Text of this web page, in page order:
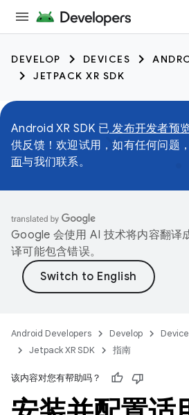
DEVELOP DEVICES
JETPACK XR SDK
Android XR SDK 已 发布开发者预
供反馈！欢迎试用，如有任何问题
面与我们联系。
Google 会使用 AI 技术将内容翻译
译可能包含错误。
Android Developers Develop
Jetpack XR SDK
指南
该内容对您有帮助吗？